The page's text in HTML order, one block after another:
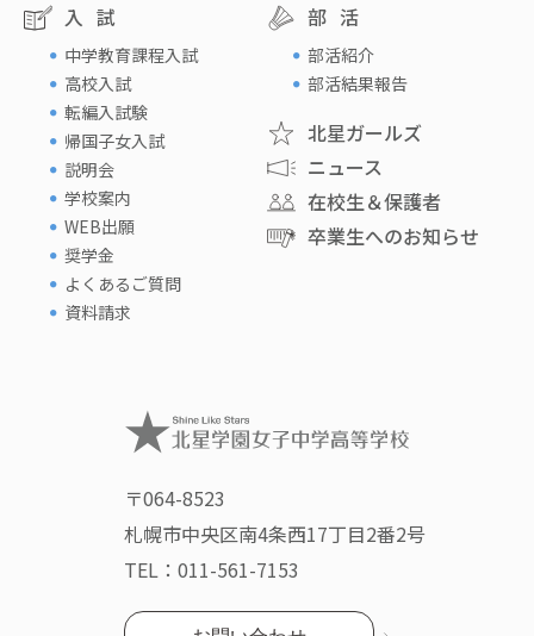
入試
中学教育課程入試
高校入試
転編入試験
帰国子女入試
説明会
学校案内
WEB出願
奨学金
よくあるご質問
資料請求
部活
部活紹介
部活結果報告
北星ガールズ
ニュース
在校生＆保護者
卒業生へのお知らせ
〒064-8523
札幌市中央区南4条西17丁目2番2号
TEL： 011-561-7153